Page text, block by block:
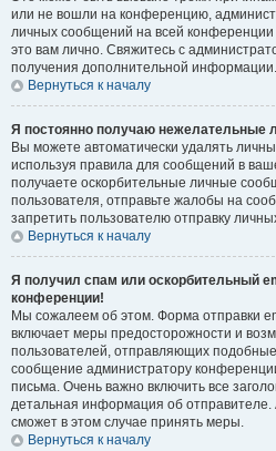
или не вошли на конференцию,
личных сообщений на всей
это вам лично. Свяжитесь с
получения дополнительной информации.
Вернуться к началу
Я постоянно получаю нежелательные
Вы можете автоматически удалять
используя правила для сообщений в
получаете оскорбительные личные
пользователя, отправьте жалобы на
запретить пользователю отправку
Вернуться к началу
Я получил спам или оскорбительный
конференции!
Мы сожалеем об этом. Форма отправки
включает меры предосторожности и
пользователей, отправляющих
сообщение администратору
письма. Очень важно включить все
детальная информация об
сможет в этом случае принять меры.
Вернуться к началу